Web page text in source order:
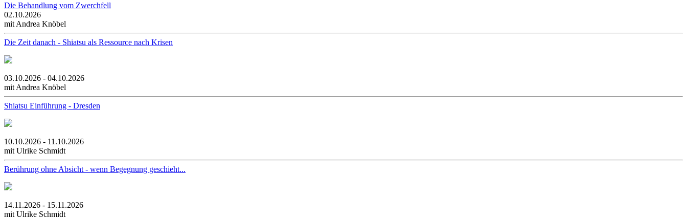
Die Behandlung vom Zwerchfell
02.10.2026
mit Andrea Knöbel
Die Zeit danach - Shiatsu als Ressource nach Krisen
03.10.2026 - 04.10.2026
mit Andrea Knöbel
Shiatsu Einführung - Dresden
10.10.2026 - 11.10.2026
mit Ulrike Schmidt
Berührung ohne Absicht - wenn Begegnung geschieht...
14.11.2026 - 15.11.2026
mit Ulrike Schmidt